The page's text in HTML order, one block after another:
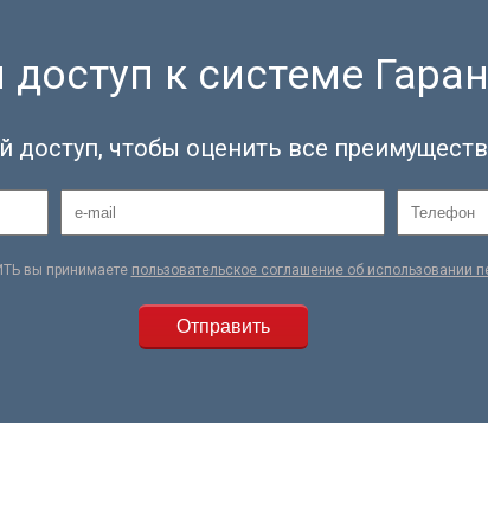
к системе
доступ, чтобы оценить все
вы принимаете пользовательское соглашение об использовании